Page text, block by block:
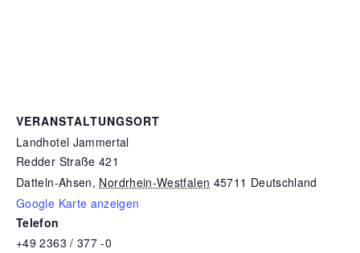
VERANSTALTUNGSORT
Landhotel Jammertal
Redder Straße 421
Datteln-Ahsen, Nordrhein-Westfalen 45711 Deutschland
Google Karte anzeigen
Telefon
+49 2363 / 377 -0